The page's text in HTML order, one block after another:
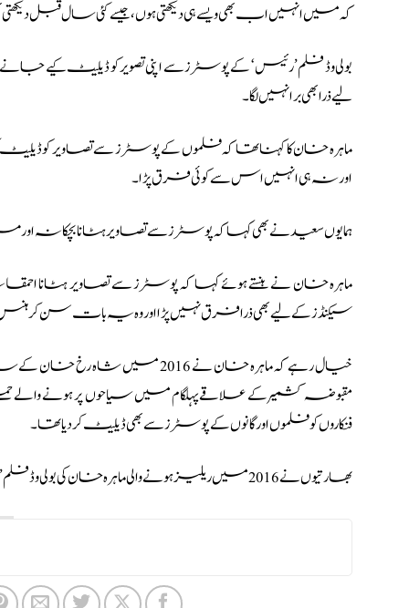
کہ میں انہیں اب بھی ویسے ہی دیکھتی ہوں، جیسے کئی سال قبل
بولی وڈ فلم ’رئیس‘ کے پوسٹرز سے اپنی تصویر کو ڈیلیٹ کیے
لیے ذرا بھی برا نہیں لگا۔
ماہرہ خان کا کہنا تھا کہ فلموں کے پوسٹرز سے تصاویر کو
اور نہ ہی انہیں اس سے کوئی فرق پڑا۔
ہمایوں سعید نے بھی کہا کہ پوسٹرز سے تصاویر ہٹانا
ماہرہ خان نے ہنستے ہوئے کہا کہ پوسٹرز سے تصاویر ہٹانا
سیکنڈز کے لیے بھی ذرا فرق نہیں پڑا اور وہ یہ بات سن کر
خیال رہے کہ ماہرہ خان نے 2016
مقبوضہ کشمیر کے علاقے پہلگام میں سیاحوں پر ہونے والے
فنکاروں کو فلموں اور گانوں کے پوسٹرز سے بھی ڈیلیٹ کردیا تھا۔
بھارتیوں نے 2016 میں ریلیز ہونے والی ماہرہ خان کی بولی وڈ فلم ’رئیس‘ کے پوسٹرز سے بھی انہیں ہٹا دیا تھا۔